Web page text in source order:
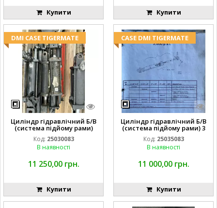
Купити Купити
DMI CASE TIGERMATE
Циліндр гідравлічний Б/В
(система підйому рами)
3X8 87423768
Код: 25030083
В наявності
11 250,00 грн.
Купити
CASE DMI TIGERMATE
Циліндр гідравлічний Б/В
(система підйому рами) 3
1/2 84255910
Код: 25035083
В наявності
11 000,00 грн.
Купити